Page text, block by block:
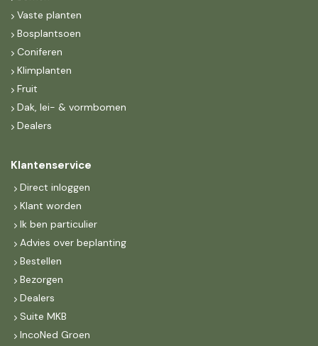
Vaste planten
Bosplantsoen
Coniferen
Klimplanten
Fruit
Dak, lei- & vormbomen
Dealers
Klantenservice
Direct inloggen
Klant worden
Ik ben particulier
Advies over beplanting
Bestellen
Bezorgen
Dealers
Suite MKB
IncoNed Groen